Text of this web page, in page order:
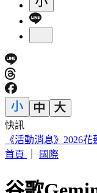
快訊
印度女與兄大吵後
膠」